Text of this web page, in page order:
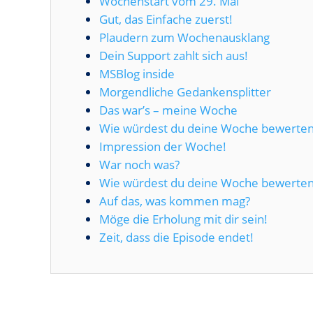
Gut, das Einfache zuerst!
Plaudern zum Wochenausklang
Dein Support zahlt sich aus!
MSBlog inside
Morgendliche Gedankensplitter
Das war’s – meine Woche
Wie würdest du deine Woche
Impression der Woche!
War noch was?
Wie würdest du deine Woche
Auf das, was kommen mag?
Möge die Erholung mit dir sein!
Zeit, dass die Episode endet!